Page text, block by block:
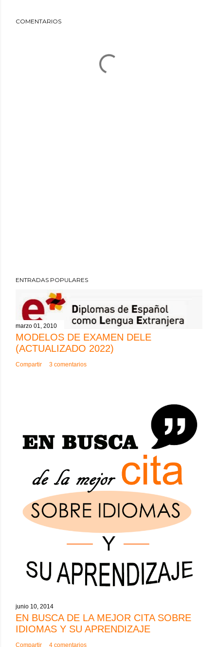
COMENTARIOS
ENTRADAS POPULARES
marzo 01, 2010
MODELOS DE EXAMEN DELE
(ACTUALIZADO 2022)
Compartir 3 comentarios
junio 10, 2014
EN BUSCA DE LA MEJOR CITA SOBRE
IDIOMAS Y SU APRENDIZAJE
Compartir 4 comentarios